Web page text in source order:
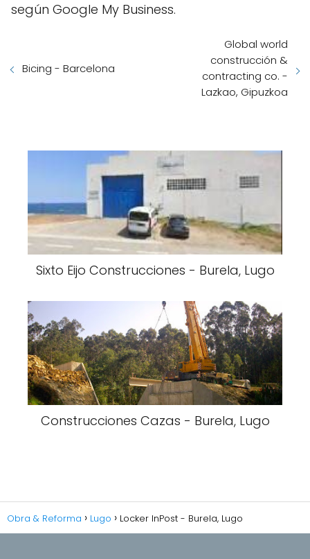
según Google My Business.
Bicing - Barcelona
Global world
construcción &
contracting co. -
Lazkao, Gipuzkoa
Sixto Eijo Construcciones - Burela, Lugo
Construcciones Cazas - Burela, Lugo
Obra & Reforma Lugo Locker InPost - Burela, Lugo